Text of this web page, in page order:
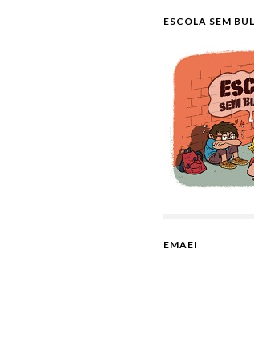
ESCOLA SEM
EMAEI